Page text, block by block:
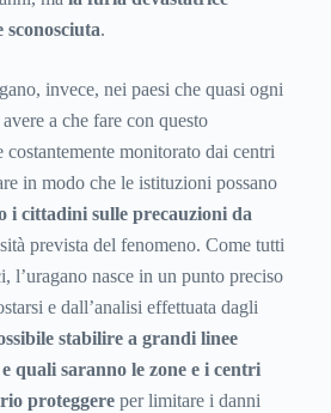
sconosciuta.
invece, nei paesi che quasi ogni
a che fare con questo
costantemente monitorato dai centri
in modo che le istituzioni possano
i cittadini sulle precauzioni da
prevista del fenomeno. Come tutti
l’uragano nasce in un punto preciso
e dall’analisi effettuata dagli
stabilire a grandi linee
quali saranno le zone e i centri
proteggere per limitare i danni